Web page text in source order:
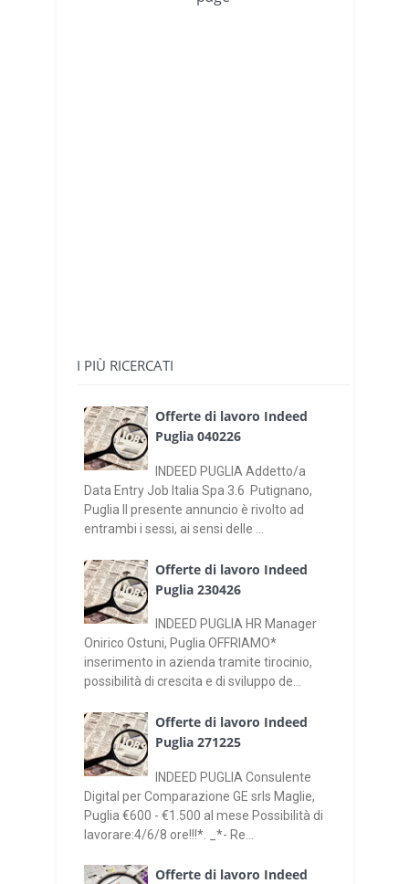
I PIÙ RICERCATI
Offerte di lavoro Indeed
Puglia 040226
INDEED PUGLIA Addetto/a
Data Entry Job Italia Spa 3.6 Putignano,
Puglia Il presente annuncio è rivolto ad
entrambi i sessi, ai sensi delle ...
Offerte di lavoro Indeed
Puglia 230426
INDEED PUGLIA HR Manager
Onirico Ostuni, Puglia OFFRIAMO*
inserimento in azienda tramite tirocinio,
possibilità di crescita e di sviluppo de...
Offerte di lavoro Indeed
Puglia 271225
INDEED PUGLIA Consulente
Digital per Comparazione GE srls Maglie,
Puglia €600 - €1.500 al mese Possibilità di
lavorare:4/6/8 ore!!!*. _*- Re...
Offerte di lavoro Indeed